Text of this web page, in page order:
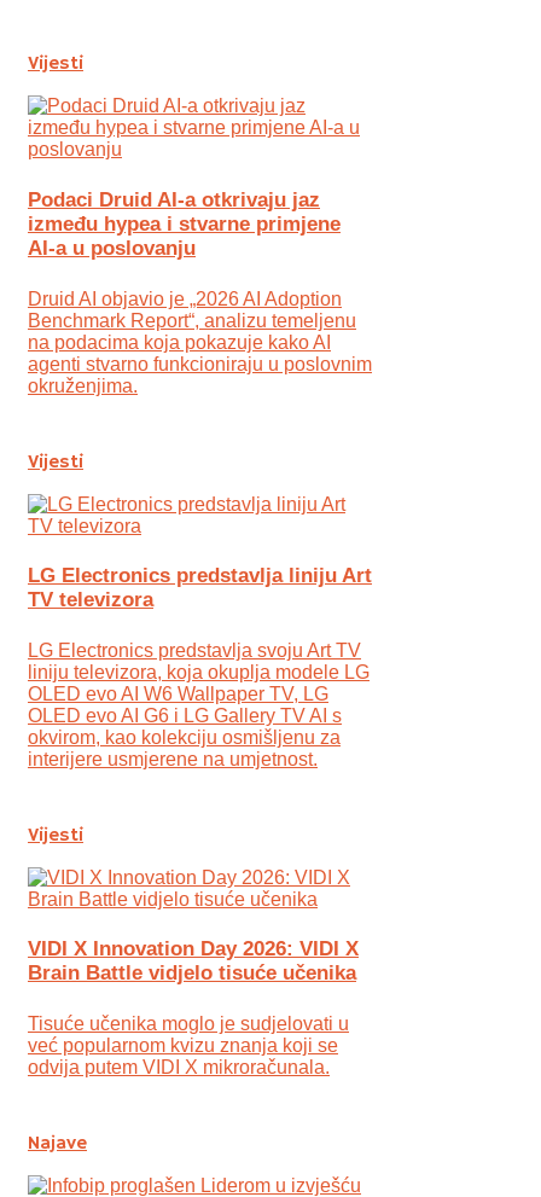
Vijesti
Podaci Druid AI-a otkrivaju jaz
između hypea i stvarne primjene
AI-a u poslovanju
Druid AI objavio je „2026 AI Adoption
Benchmark Report“, analizu temeljenu
na podacima koja pokazuje kako AI
agenti stvarno funkcioniraju u poslovnim
okruženjima.
Vijesti
LG Electronics predstavlja liniju Art
TV televizora
LG Electronics predstavlja svoju Art TV
liniju televizora, koja okuplja modele LG
OLED evo AI W6 Wallpaper TV, LG
OLED evo AI G6 i LG Gallery TV AI s
okvirom, kao kolekciju osmišljenu za
interijere usmjerene na umjetnost.
Vijesti
VIDI X Innovation Day 2026: VIDI X
Brain Battle vidjelo tisuće učenika
Tisuće učenika moglo je sudjelovati u
već popularnom kvizu znanja koji se
odvija putem VIDI X mikroračunala.
Najave